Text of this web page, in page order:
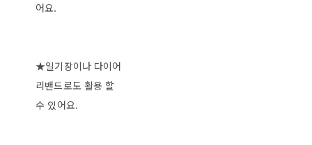
어요.
★일기장이나 다이어
리밴드로도 활용 할
수 있어요.